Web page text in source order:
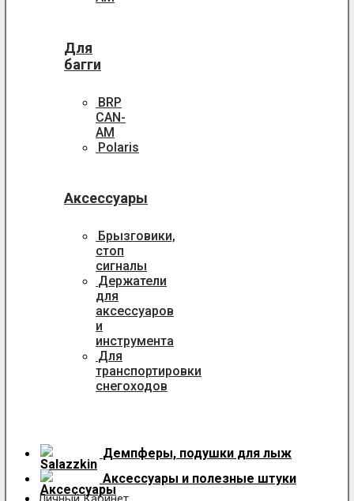
Для
багги
BRP
CAN-
AM
Polaris
Аксессуары
Брызговики,
стоп
сигналы
Держатели
для
аксессуаров
и
инструмента
Для
транспортировки
снегоходов
Демпферы, подушки для лыж
Аксессуары и полезные штуки